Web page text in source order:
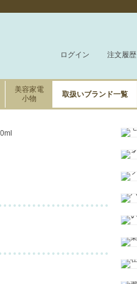
ログイン 注文履歴
美容家電
小物
取扱いブランド一覧